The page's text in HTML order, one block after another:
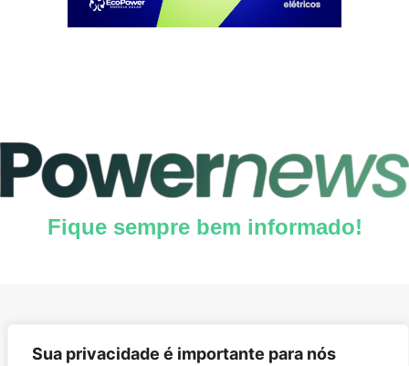
Sua privacidade é importante para nós
Fique sempre bem informado!
Fique por dentro de tudo!